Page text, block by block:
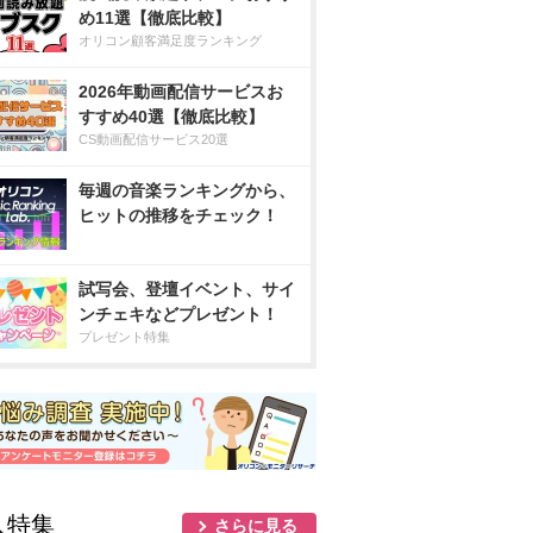
め11選【徹底比較】
オリコン顧客満足度ランキング
2026年動画配信サービスお
すすめ40選【徹底比較】
CS動画配信サービス20選
毎週の音楽ランキングから、
ヒットの推移をチェック！
試写会、登壇イベント、サイ
ンチェキなどプレゼント！
プレゼント特集
特集 さらに見る